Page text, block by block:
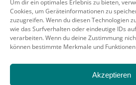
Um dir ein optimales Erlebnis zu bieten,
Cookies, um Geräteinformationen zu
zuzugreifen. Wenn du diesen Technologien
wie das Surfverhalten oder eindeutige IDs
verarbeiten. Wenn du deine Zustimmung
können bestimmte Merkmale und
Akzeptieren
RECHTLICHES
Impressum